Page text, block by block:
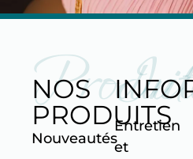
NOS
PRODUITS
Nouveautés
Entretien
et